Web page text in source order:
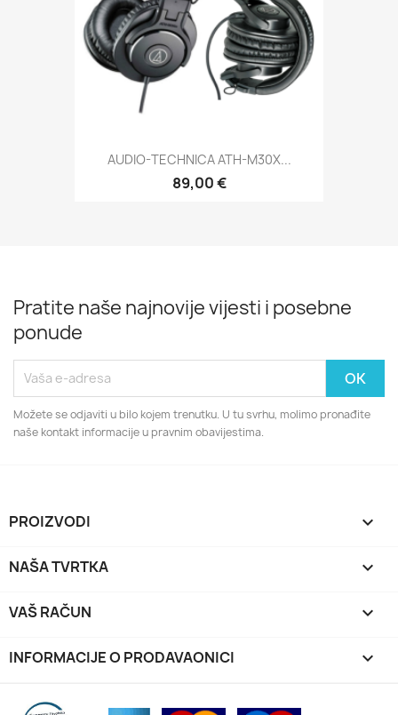
AUDIO-TECHNICA ATH-M30X...
89,00 €
Pratite naše najnovije vijesti i posebne
ponude
Možete se odjaviti u bilo kojem trenutku. U tu svrhu, molimo pronađite
naše kontakt informacije u pravnim obavijestima.
PROIZVODI 
NAŠA TVRTKA 
VAŠ RAČUN 
INFORMACIJE O PRODAVAONICI keyboard_arrow_down